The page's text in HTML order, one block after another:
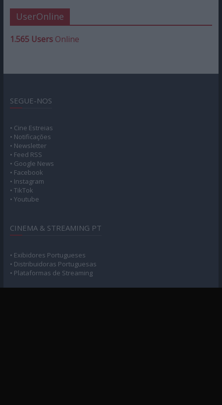
UserOnline
1.565 UsersOnline
SEGUE-NOS
• Cine Estreias
• Notificações
• Newsletter
• Feed RSS
• Google News
• Facebook
• Instagram
• TikTok
• Youtube
CINEMA & STREAMING PT
• Exibidores Portugueses
• Distribuidoras Portuguesas
• Plataformas de Streaming